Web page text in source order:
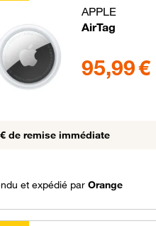
APPLE
AirTag
95,99 €
de remise immédiate
et expédié parOrange